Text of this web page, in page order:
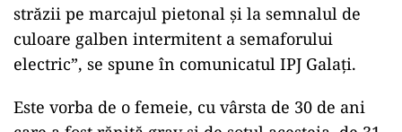
străzii pe marcajul pietonal şi la semnalul de
culoare galben intermitent a semaforului
electric”, se spune în comunicatul IPJ Galați.